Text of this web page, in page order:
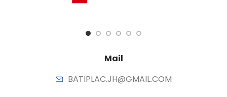
Mail
BATIPLAC.JH@GMAIL.COM